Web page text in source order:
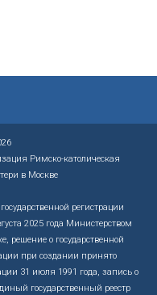
Римско-католическая
в Москве
регистрации
2025 года Министерством
решение о государственной
при создании принято
31 июля 1991 года, запись о
государственный реестр